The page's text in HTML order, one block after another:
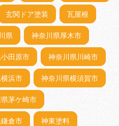
玄関ドア塗装 瓦屋根
県 神奈川県厚木市
田原市 神奈川県川崎市
浜市 神奈川県横須賀市
茅ケ崎市
倉市 神東塗料